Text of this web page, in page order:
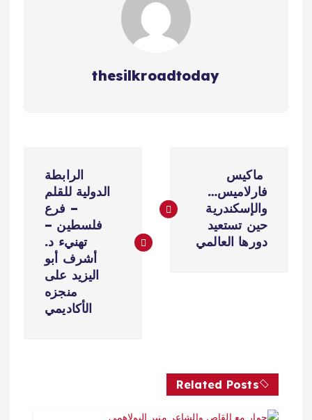
thesilkroadtoday
ص
فّ
م
ق
ماكيس
فارلاميس…
والإسكندرية
حين تستعيد
دورها العالمي
الرابطة
الدولية للقلم
– فرع
فلسطين –
تهنيء د.
أشرف أبو
اليزيد على
منجزه
الأكاديمي
Related Posts